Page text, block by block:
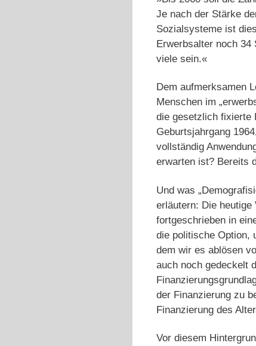
Je nach der Stärke
Sozialsysteme ist
Erwerbsalter noch 34
viele sein.«
Dem aufmerksamen
Menschen im
die gesetzlich fixierte
Geburtsjahrgang
vollständig
erwarten ist? Bereits
Und was
erläutern: Die heutige
fortgeschrieben in
die politische Option,
dem wir es ablösen
auch noch gedeckelt
der Finanzierung zu
Finanzierung des
Vor diesem